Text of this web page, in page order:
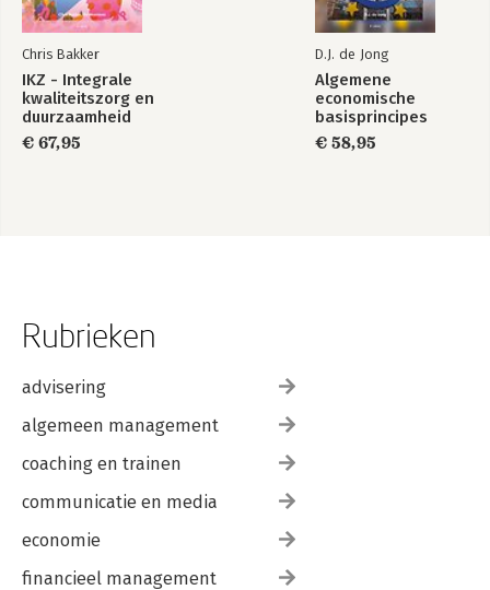
Chris Bakker
IKZ - Integrale
kwaliteitszorg en
duurzaamheid
€ 67,95
D.J. de Jong
Algemene
economische
basisprincipes
€ 58,95
Rubrieken
advisering
algemeen management
coaching en trainen
communicatie en media
economie
financieel management